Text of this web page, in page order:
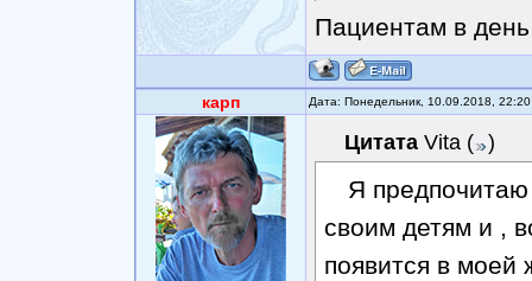
Пациентам в
карп Дата: Понедельник, 10.09.2018,
Цитата Vita ( )
Я
своим детям и ,
появится в